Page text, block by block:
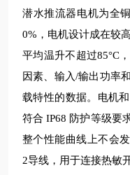
潜水推流器电机为全
0%，电机设计成在较
平均温升不超过85°C
因素、输入/输出功率
载特性的数据。电机
符合 IP68 防护等级要
整个性能曲线上不会
2导线，用于连接热敏